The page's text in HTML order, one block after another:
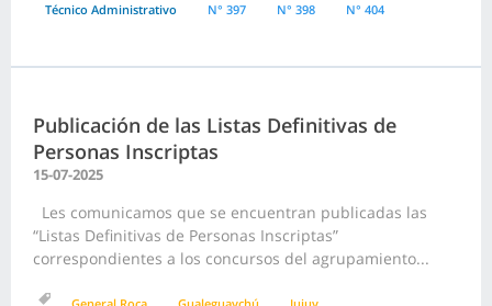
Técnico Administrativo N° 397 N° 398 N° 404
Publicación de las Listas Definitivas de
Personas Inscriptas
15-07-2025
Les comunicamos que se encuentran publicadas las
“Listas Definitivas de Personas Inscriptas”
correspondientes a los concursos del agrupamiento...